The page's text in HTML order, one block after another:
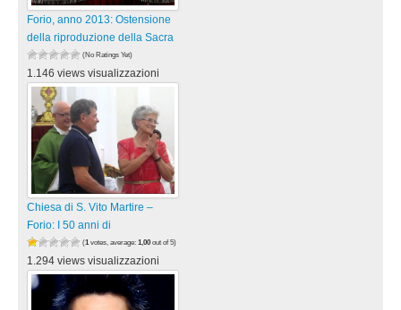
Forio, anno 2013: Ostensione
della riproduzione della Sacra
(No Ratings Yet)
1.146 views visualizzazioni
Chiesa di S. Vito Martire –
Forio: I 50 anni di
(1 votes, average: 1,00 out of 5)
1.294 views visualizzazioni